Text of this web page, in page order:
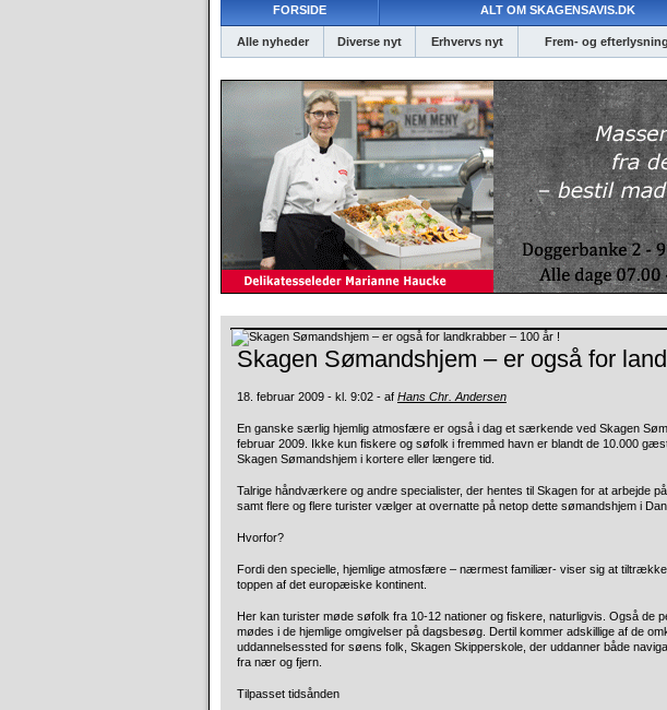
FORSIDE ALT OM SKAGENSAVIS.DK
Alle nyheder Diverse nyt Erhvervs nyt Frem- og efterlysning
Skagen Sømandshjem – er også for
18. februar 2009 - kl. 9:02 - af Hans Chr. Andersen
En ganske særlig hjemlig atmosfære er også i dag et særkende ved Skagen
februar 2009. Ikke kun fiskere og søfolk i fremmed havn er blandt de 10.000
Skagen Sømandshjem i kortere eller længere tid.
Talrige håndværkere og andre specialister, der hentes til Skagen for at arbejde
samt flere og flere turister vælger at overnatte på netop dette sømandshjem i
Hvorfor?
Fordi den specielle, hjemlige atmosfære – nærmest familiær- viser sig at tiltrække
toppen af det europæiske kontinent.
Her kan turister møde søfolk fra 10-12 nationer og fiskere, naturligvis. Også de
mødes i de hjemlige omgivelser på dagsbesøg. Dertil kommer adskillige af de
uddannelsessted for søens folk, Skagen Skipperskole, der uddanner både
fra nær og fjern.
Tilpasset tidsånden